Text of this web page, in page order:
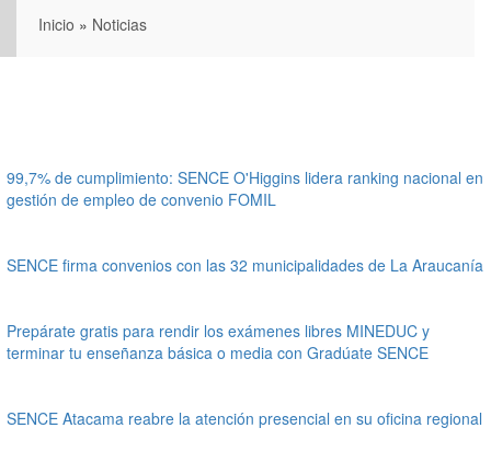
Inicio » Noticias
99,7% de cumplimiento: SENCE O'Higgins lidera ranking nacional en
gestión de empleo de convenio FOMIL
SENCE firma convenios con las 32 municipalidades de La Araucanía
Prepárate gratis para rendir los exámenes libres MINEDUC y
terminar tu enseñanza básica o media con Gradúate SENCE
SENCE Atacama reabre la atención presencial en su oficina regional